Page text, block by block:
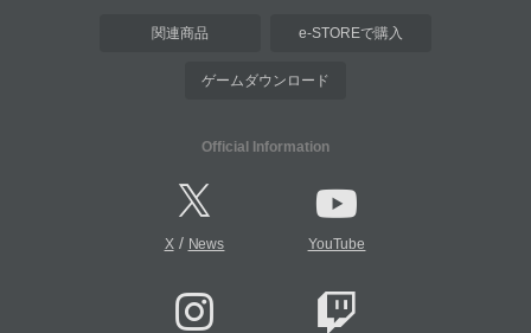
関連商品 e-STOREで購入
ゲームダウンロード
Official Information
X/ News YouTube